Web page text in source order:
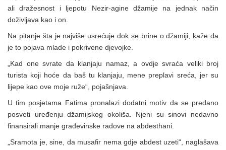
ali dražesnost i ljepotu Nezir-agine džamije na jednak način
doživljava kao i on.
Na pitanje šta je najviše usrećuje dok se brine o džamiji, kaže da
je to pojava mlade i pokrivene djevojke.
„Kad one svrate da klanjaju namaz, a ovdje svraća veliki broj
turista koji hoće da baš tu klanjaju, mene preplavi sreća, jer su
lijepe kao ove moje ruže“, pojašnjava.
U tim posjetama Fatima pronalazi dodatni motiv da se predano
posveti uređenju džamijskog okoliša. Njeni su sinovi nedavno
finansirali manje građevinske radove na abdesthani.
„Sramota je, sine, da musafir nema gdje abdest uzeti“, naglašava